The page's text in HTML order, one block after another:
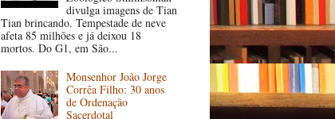
divulga imagens de Tian
Tian brincando. Tempestade de neve
afeta 85 milhões e já deixou 18
mortos. Do G1, em São...
Monsenhor João Jorge
Corrêa Filho: 30 anos
de Ordenação
Sacerdotal